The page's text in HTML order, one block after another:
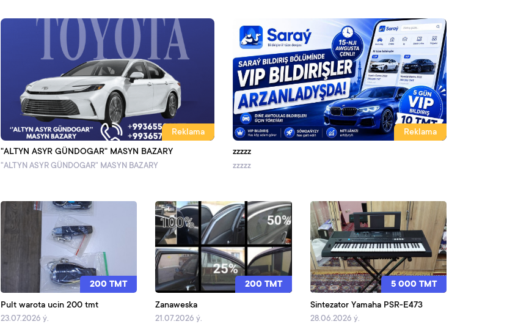
Reklama
"ALTYN ASYR GÜNDOGAR" MASYN BAZARY
"ALTYN ASYR GÜNDOGAR" MASYN BAZARY
Reklama
zzzzz
zzzzz
200 TMT
Pult warota ucin 200 tmt
23.07.2026 ý.
200 TMT
Zanaweska
21.07.2026 ý.
5 000 TMT
Sintezator Yamaha PSR-E473
28.06.2026 ý.